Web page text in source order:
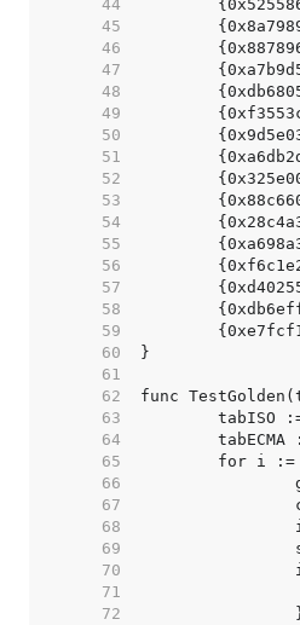
    44
    45
    46
    47
    48
    49
    50
    51
    52
    53
    54
    55
    56
    57
    58
    59
    60
    61
    62
    63
    64
    65
    66
    67
    68
    69
    70
    71
    72